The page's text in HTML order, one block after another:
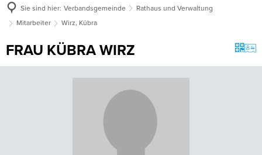
Sie sind hier: Verbandsgemeinde
Rathaus und Verwaltung
Mitarbeiter
Wirz, Kübra
FRAU KÜBRA WIRZ